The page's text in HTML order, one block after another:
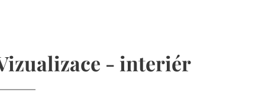
- interiér